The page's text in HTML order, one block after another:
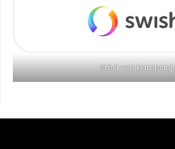
Stöd min kampanj!